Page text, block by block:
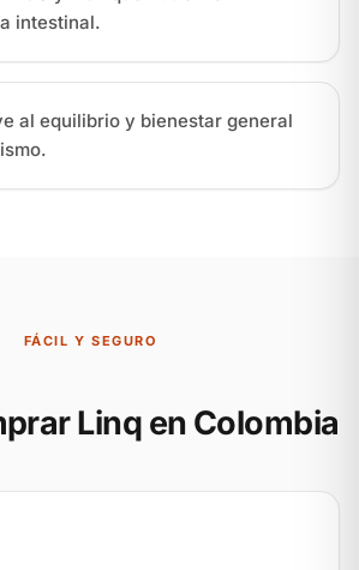
intestinal.
al equilibrio y bienestar general
FÁCIL Y SEGURO
Linq en Colombia